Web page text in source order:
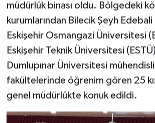
müdürlük binası oldu. Bölgedeki
kurumlarından Bilecik Şeyh
Eskişehir Osmangazi Üniversitesi
Eskişehir Teknik Üniversitesi
Dumlupınar Üniversitesi
fakültelerinde öğrenim gören 25
genel müdürlükte konuk edildi.